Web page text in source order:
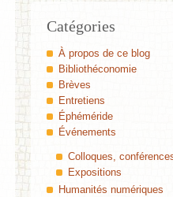
Catégories
À propos de ce blog
Bibliothéconomie
Brèves
Entretiens
Éphéméride
Événements
Colloques,
Expositions
Humanités numériques